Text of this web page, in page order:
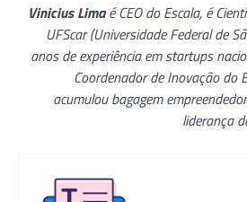
Vinicius Limaé CEO do Escala, é
UFScar (Universidade Federal de
anos de experiência em startups
Coordenador de Inovação do
acumulou bagagem
liderança